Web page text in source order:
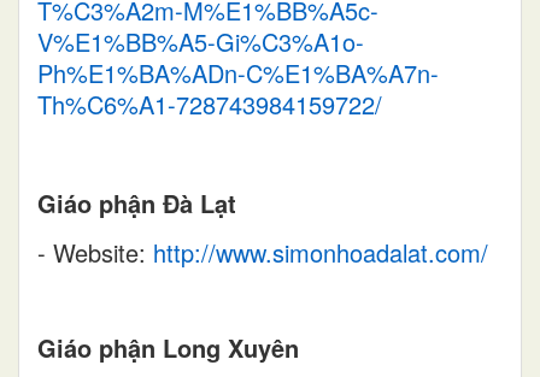
T%C3%A2m-M%E1%BB%A5c-
V%E1%BB%A5-Gi%C3%A1o-
Ph%E1%BA%ADn-C%E1%BA%A7n-
Th%C6%A1-728743984159722/
Giáo phận Đà Lạt
- Website: http://www.simonhoadalat.com/
Giáo phận Long Xuyên